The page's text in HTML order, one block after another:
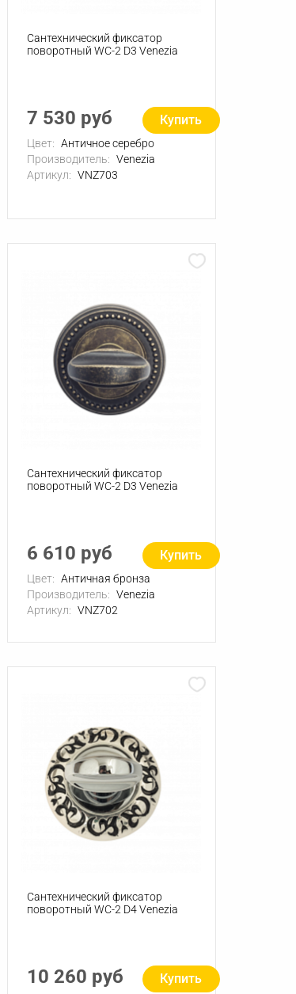
Сантехнический фиксатор
поворотный WC-2 D3 Venezia
7 530 руб Купить
Цвет: Античное серебро
Производитель: Venezia
Артикул: VNZ703
Сантехнический фиксатор
поворотный WC-2 D3 Venezia
6 610 руб Купить
Цвет: Античная бронза
Производитель: Venezia
Артикул: VNZ702
Сантехнический фиксатор
поворотный WC-2 D4 Venezia
10 260 руб Купить